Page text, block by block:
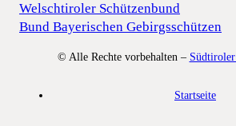
Welschtiroler Schützenbund
Bund Bayerischen Gebirgsschützen
© Alle Rechte vorbehalten –
Startseite